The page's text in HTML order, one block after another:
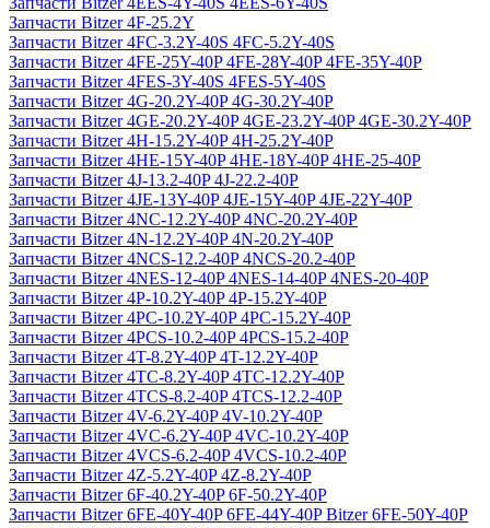
Запчасти Bitzer 4F-25.2Y
Запчасти Bitzer 4FC-3.2Y-40S 4FC-5.2Y-40S
Запчасти Bitzer 4FE-25Y-40P 4FE-28Y-40P 4FE-35Y-40P
Запчасти Bitzer 4FES-3Y-40S 4FES-5Y-40S
Запчасти Bitzer 4G-20.2Y-40P 4G-30.2Y-40P
Запчасти Bitzer 4GE-20.2Y-40P 4GE-23.2Y-40P 4GE-30.2Y-40P
Запчасти Bitzer 4H-15.2Y-40P 4H-25.2Y-40P
Запчасти Bitzer 4HE-15Y-40P 4HE-18Y-40P 4HE-25-40P
Запчасти Bitzer 4J‐13.2-40P 4J‐22.2-40P
Запчасти Bitzer 4JE-13Y-40P 4JE-15Y-40P 4JE-22Y-40P
Запчасти Bitzer 4NC-12.2Y-40P 4NC-20.2Y-40P
Запчасти Bitzer 4N-12.2Y-40P 4N-20.2Y-40P
Запчасти Bitzer 4NCS-12.2-40P 4NCS-20.2-40P
Запчасти Bitzer 4NES-12-40P 4NES-14-40P 4NES-20-40P
Запчасти Bitzer 4P-10.2Y-40P 4P-15.2Y-40P
Запчасти Bitzer 4PC-10.2Y-40P 4PC-15.2Y-40P
Запчасти Bitzer 4PCS-10.2-40P 4PCS-15.2-40P
Запчасти Bitzer 4T-8.2Y-40P 4T-12.2Y-40P
Запчасти Bitzer 4TC-8.2Y-40P 4TC-12.2Y-40P
Запчасти Bitzer 4TCS-8.2-40P 4TCS-12.2-40P
Запчасти Bitzer 4V-6.2Y-40P 4V-10.2Y-40P
Запчасти Bitzer 4VC-6.2Y-40P 4VC-10.2Y-40P
Запчасти Bitzer 4VCS-6.2-40P 4VCS-10.2-40P
Запчасти Bitzer 4Z-5.2Y-40P 4Z-8.2Y-40P
Запчасти Bitzer 6F-40.2Y-40P 6F-50.2Y-40P
Запчасти Bitzer 6FE-40Y-40P 6FE-44Y-40P Bitzer 6FE-50Y-40P